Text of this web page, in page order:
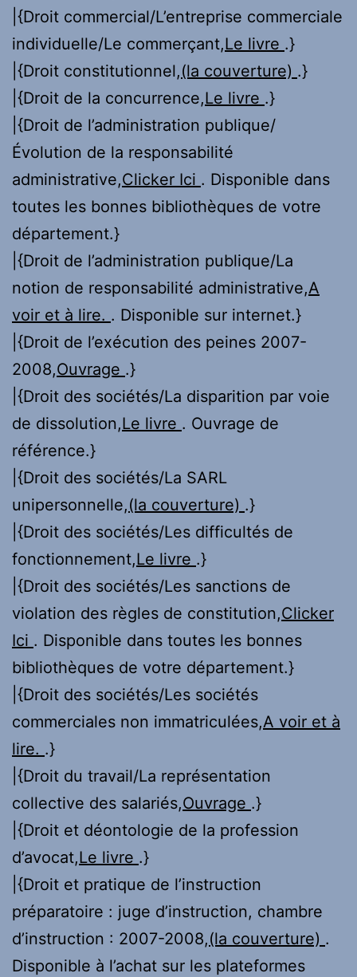
|{Droit commercial/L’entreprise commerciale
individuelle/Le commerçant,Le livre .}
|{Droit constitutionnel,(la couverture) .}
|{Droit de la concurrence,Le livre .}
|{Droit de l’administration publique/
Évolution de la responsabilité
administrative,Clicker Ici . Disponible dans
toutes les bonnes bibliothèques de votre
département.}
|{Droit de l’administration publique/La
notion de responsabilité administrative,A
voir et à lire. . Disponible sur internet.}
|{Droit de l’exécution des peines 2007-
2008,Ouvrage .}
|{Droit des sociétés/La disparition par voie
de dissolution,Le livre . Ouvrage de
référence.}
|{Droit des sociétés/La SARL
unipersonnelle,(la couverture) .}
|{Droit des sociétés/Les difficultés de
fonctionnement,Le livre .}
|{Droit des sociétés/Les sanctions de
violation des règles de constitution,Clicker
Ici . Disponible dans toutes les bonnes
bibliothèques de votre département.}
|{Droit des sociétés/Les sociétés
commerciales non immatriculées,A voir et à
lire. .}
|{Droit du travail/La représentation
collective des salariés,Ouvrage .}
|{Droit et déontologie de la profession
d’avocat,Le livre .}
|{Droit et pratique de l’instruction
préparatoire : juge d’instruction, chambre
d’instruction : 2007-2008,(la couverture) .
Disponible à l’achat sur les plateformes